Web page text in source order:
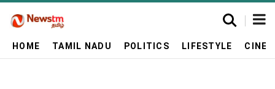
HOME TAMIL NADU POLITICS LIFESTYLE